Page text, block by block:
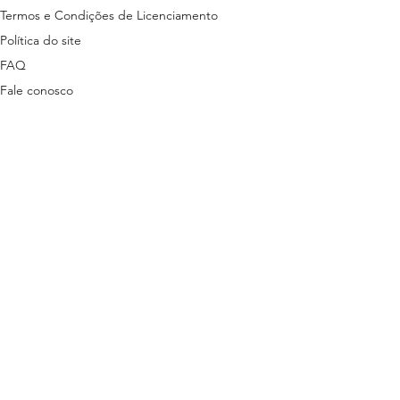
Termos e Condições de Licenciamento
Política do site
FAQ
Fale conosco